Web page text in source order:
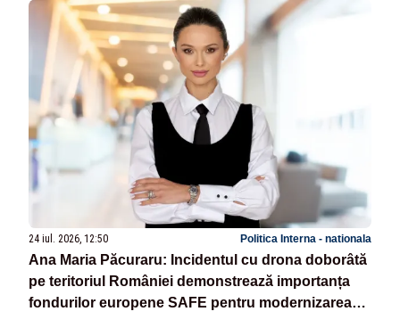
24 iul. 2026, 12:50 Politica Interna - nationala
Ana Maria Păcuraru: Incidentul cu drona doborâtă
pe teritoriul României demonstrează importanța
fondurilor europene SAFE pentru modernizarea